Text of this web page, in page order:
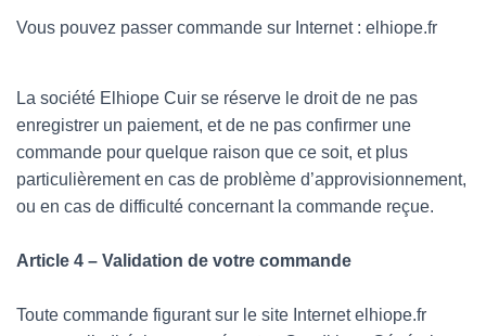
Vous pouvez passer commande sur Internet : elhiope.fr
La société Elhiope Cuir se réserve le droit de ne pas
enregistrer un paiement, et de ne pas confirmer une
commande pour quelque raison que ce soit, et plus
particulièrement en cas de problème d’approvisionnement,
ou en cas de difficulté concernant la commande reçue.
Article 4 – Validation de votre commande
Toute commande figurant sur le site Internet elhiope.fr